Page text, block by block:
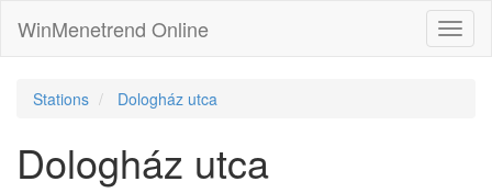
WinMenetrend Online
Stations Dologház utca
Dologház utca